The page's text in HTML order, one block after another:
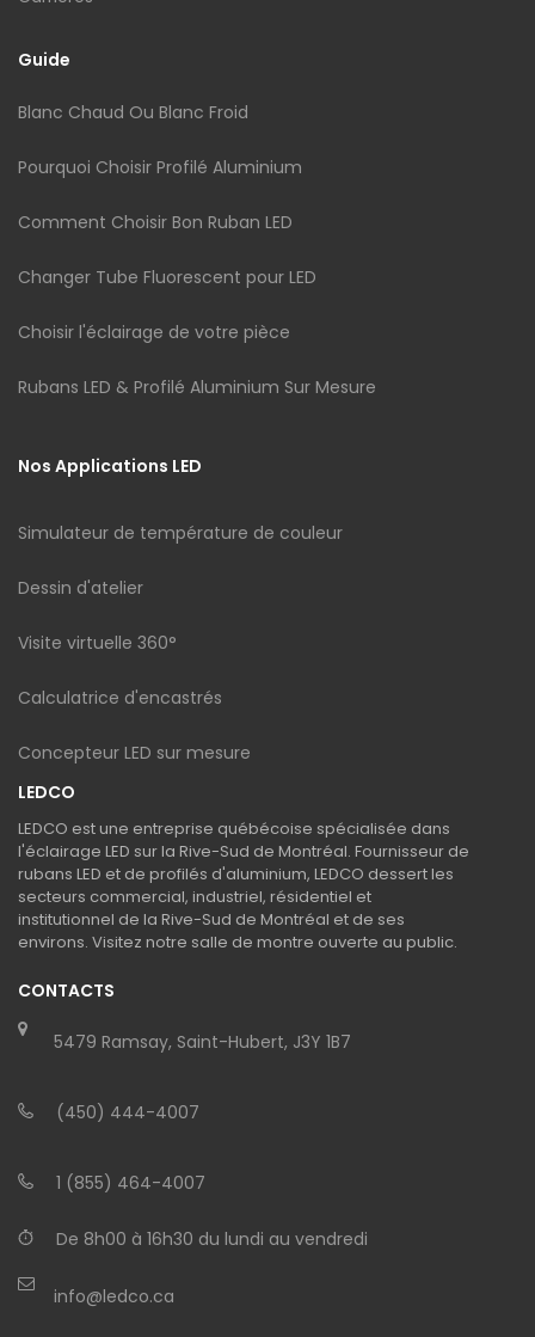
Guide
Blanc Chaud Ou Blanc Froid
Pourquoi Choisir Profilé Aluminium
Comment Choisir Bon Ruban LED
Changer Tube Fluorescent pour LED
Choisir l'éclairage de votre pièce
Rubans LED & Profilé Aluminium Sur Mesure
Nos Applications LED
Simulateur de température de couleur
Dessin d'atelier
Visite virtuelle 360°
Calculatrice d'encastrés
Concepteur LED sur mesure
LEDCO
LEDCO est une entreprise québécoise spécialisée dans
l'éclairage LED sur la Rive-Sud de Montréal. Fournisseur de
rubans LED et de profilés d'aluminium, LEDCO dessert les
secteurs commercial, industriel, résidentiel et
institutionnel de la Rive-Sud de Montréal et de ses
environs. Visitez notre salle de montre ouverte au public.
CONTACTS
5479 Ramsay, Saint-Hubert, J3Y 1B7
(450) 444-4007
1 (855) 464-4007
De 8h00 à 16h30 du lundi au vendredi
info@ledco.ca